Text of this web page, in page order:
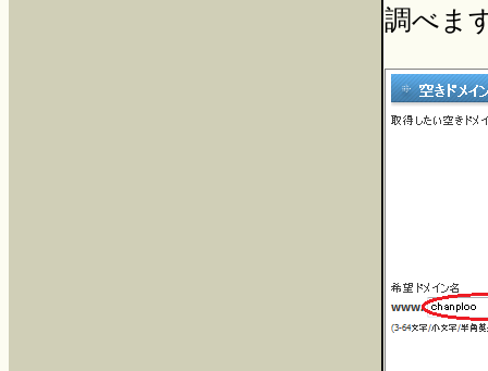
調べま